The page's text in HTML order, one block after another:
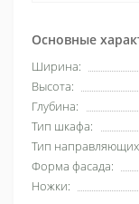
Основные
Ширина:
Высота:
Глубина:
Тип шкафа:
Тип
Форма фасада:
Ножки: